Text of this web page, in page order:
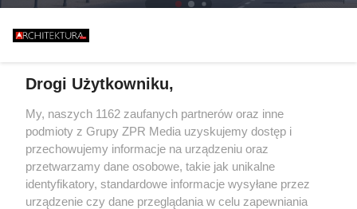
Drogi Użytkowniku,
My, naszych 1162 zaufanych partnerów oraz inne
podmioty z Grupy ZPR Media uzyskujemy dostęp i
przechowujemy informacje na urządzeniu oraz
przetwarzamy dane osobowe, takie jak unikalne
identyfikatory, standardowe informacje wysyłane przez
urządzenie czy dane przeglądania w celu zapewniania